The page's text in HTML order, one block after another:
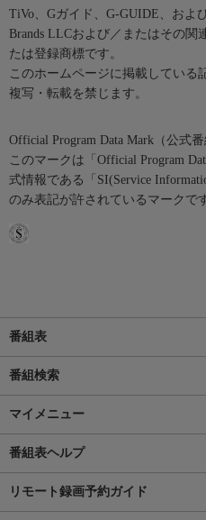
TiVo、Gガイド、G-GUIDE、およ
Brands LLCおよび／またはその関
たは登録商標です。
このホームページに掲載している
複写・転載を禁じます。
Official Program Data Mark（公式番
このマークは「Official Program
式情報である「SI(Service
のみ表記が許されているマークで
番組表
番組検索
マイメニュー
番組表ヘルプ
リモート録画予約ガイド